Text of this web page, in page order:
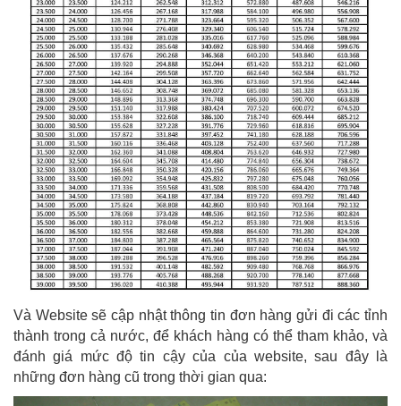
Và Website sẽ cập nhật thông tin đơn hàng gửi đi các tỉnh
thành trong cả nước, để khách hàng có thể tham khảo, và
đánh giá mức độ tin cậy của của website, sau đây là
những đơn hàng cũ trong thời gian qua: